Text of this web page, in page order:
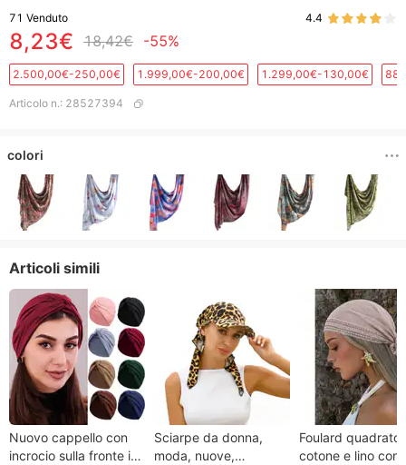
71 Venduto 4.4
8,23€ 18,42€ -55%
2.500,00€-250,00€ 1.999,00€-200,00€ 1.299,00€-130,00€
Articolo n.: 28527394
colori
Articoli simili
Nuovo cappello con
incrocio sulla fronte in
Sciarpe da donna,
moda, nuove,
Foulard quadrato
cotone e lino con